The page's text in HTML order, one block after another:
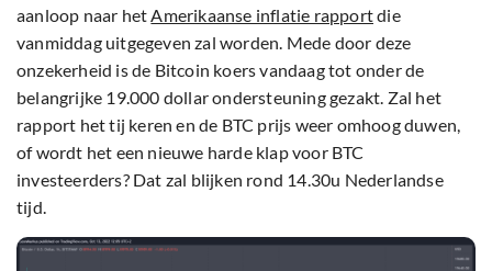
aanloop naar hetAmerikaanse inflatie rapportdie
vanmiddag uitgegeven zal worden. Mede door deze
onzekerheid is de Bitcoin koers vandaag tot onder de
belangrijke 19.000 dollar ondersteuning gezakt. Zal het
rapport het tij keren en de BTC prijs weer omhoog duwen,
of wordt het een nieuwe harde klap voor BTC
investeerders? Dat zal blijken rond 14.30u Nederlandse
tijd.